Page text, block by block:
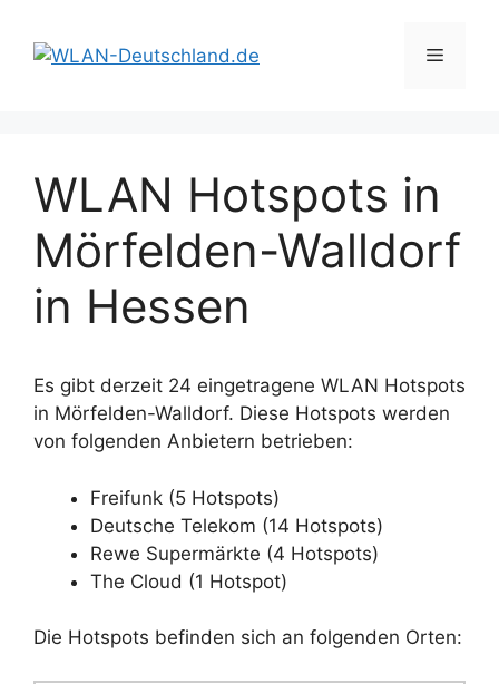
Inhalt
springen
Menü
WLAN Hotspots in
Mörfelden-Walldorf
in Hessen
Es gibt derzeit 24 eingetragene WLAN Hotspots
in Mörfelden-Walldorf. Diese Hotspots werden
von folgenden Anbietern betrieben:
Freifunk (5 Hotspots)
Deutsche Telekom (14 Hotspots)
Rewe Supermärkte (4 Hotspots)
The Cloud (1 Hotspot)
Die Hotspots befinden sich an folgenden Orten: